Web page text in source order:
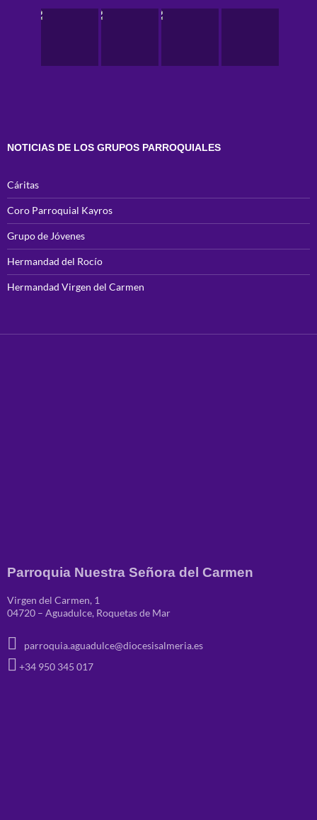
NOTICIAS DE LOS GRUPOS PARROQUIALES
Cáritas
Coro Parroquial Kayros
Grupo de Jóvenes
Hermandad del Rocío
Hermandad Virgen del Carmen
Parroquia Nuestra Señora del Carmen
Virgen del Carmen, 1
04720 – Aguadulce, Roquetas de Mar
parroquia.aguadulce@diocesisalmeria.es
+34 950 345 017